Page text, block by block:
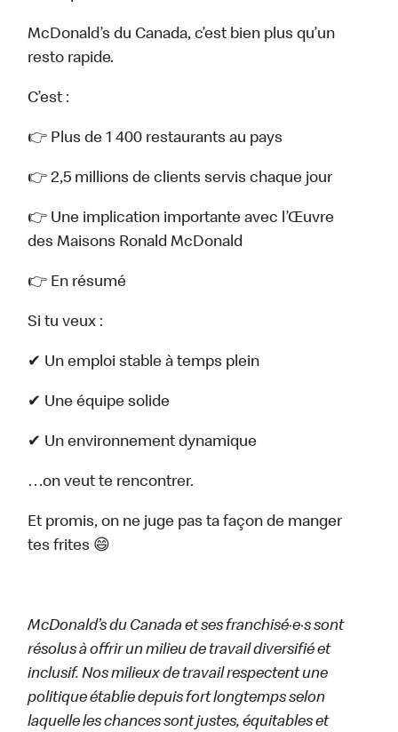
McDonald’s du Canada, c’est bien plus qu’un
resto rapide.
C’est :
👉 Plus de 1 400 restaurants au pays
👉 2,5 millions de clients servis chaque jour
👉 Une implication importante avec l’Œuvre
des Maisons Ronald McDonald
👉 En résumé
Si tu veux :
✔ Un emploi stable à temps plein
✔ Une équipe solide
✔ Un environnement dynamique
…on veut te rencontrer.
Et promis, on ne juge pas ta façon de manger
tes frites 😄
McDonald’s du Canada et ses franchisé·e·s sont
résolus à offrir un milieu de travail diversifié et
inclusif. Nos milieux de travail respectent une
politique établie depuis fort longtemps selon
laquelle les chances sont justes, équitables et